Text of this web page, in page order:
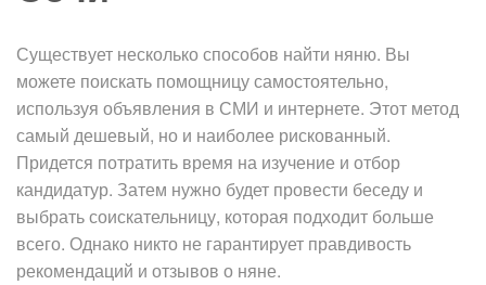
Существует несколько способов найти няню. Вы
можете поискать помощницу самостоятельно,
используя объявления в СМИ и интернете. Этот метод
самый дешевый, но и наиболее рискованный.
Придется потратить время на изучение и отбор
кандидатур. Затем нужно будет провести беседу и
выбрать соискательницу, которая подходит больше
всего. Однако никто не гарантирует правдивость
рекомендаций и отзывов о няне.